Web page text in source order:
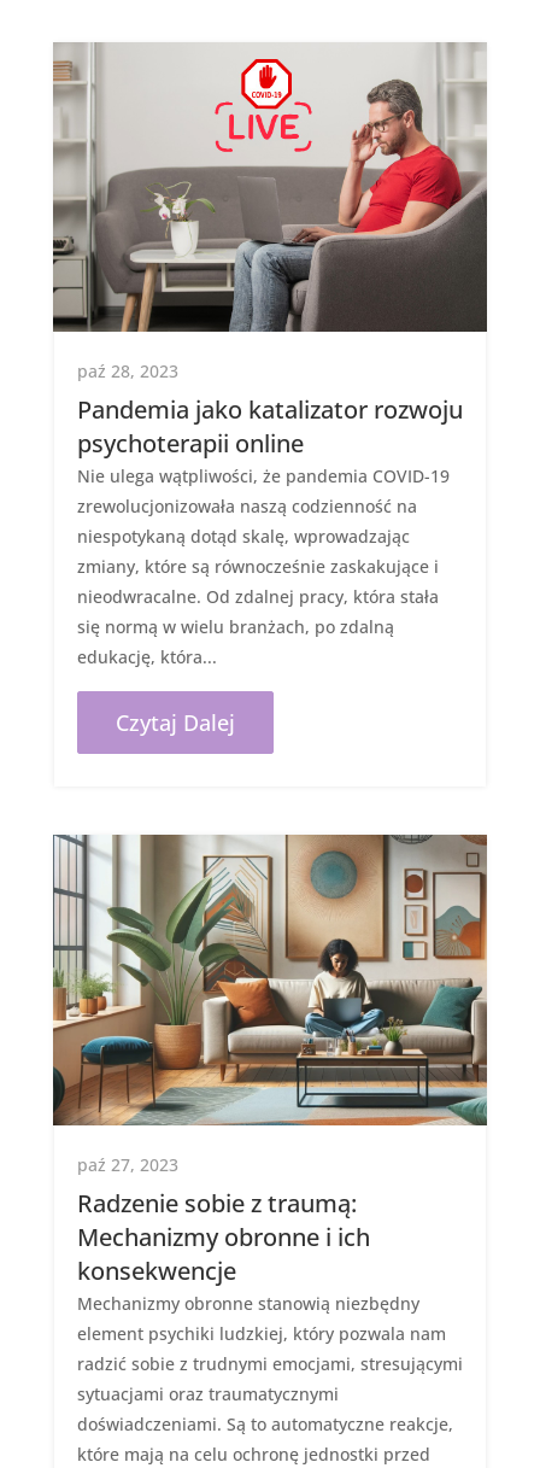
Pandemia jako katalizator rozwoju
psychoterapii online
paź 28, 2023
Nie ulega wątpliwości, że pandemia COVID-19
zrewolucjonizowała naszą codzienność na
niespotykaną dotąd skalę, wprowadzając
zmiany, które są równocześnie zaskakujące i
nieodwracalne. Od zdalnej pracy, która stała
się normą w wielu branżach, po zdalną
edukację, która...
Czytaj Dalej
Radzenie sobie z traumą:
Mechanizmy obronne i ich
konsekwencje
paź 27, 2023
Mechanizmy obronne stanowią niezbędny
element psychiki ludzkiej, który pozwala nam
radzić sobie z trudnymi emocjami, stresującymi
sytuacjami oraz traumatycznymi
doświadczeniami. Są to automatyczne reakcje,
które mają na celu ochronę jednostki przed